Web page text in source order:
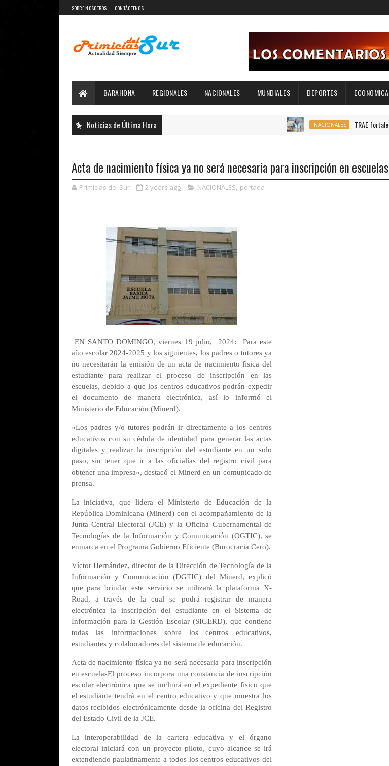
SOBRE NOSOTROS CONTÁCTENOS
BARAHONA REGIONALES NACIONALES MUNDIALES DEPORTES
Noticias de Última Hora .NACIONALES TRAE fortalece
Acta de nacimiento física ya no será necesaria para inscripción en
Primicias del Sur 2 years ago NACIONALES, portada
EN SANTO DOMINGO, viernes 19 julio, 2024: Para este
año escolar 2024-2025 y los siguientes, los padres o tutores ya
no necesitarán la emisión de un acta de nacimiento física del
estudiante para realizar el proceso de inscripción en las
escuelas, debido a que los centros educativos podrán expedir
el documento de manera electrónica, así lo informó el
Ministerio de Educación (Minerd).
«Los padres y/o tutores podrán ir directamente a los centros
educativos con su cédula de identidad para generar las actas
digitales y realizar la inscripción del estudiante en un solo
paso, sin tener que ir a las oficialías del registro civil para
obtener una impresa», destacó el Minerd en un comunicado de
prensa.
La iniciativa, que lidera el Ministerio de Educación de la
República Dominicana (Minerd) con el acompañamiento de la
Junta Central Electoral (JCE) y la Oficina Gubernamental de
Tecnologías de la Información y Comunicación (OGTIC), se
enmarca en el Programa Gobierno Eficiente (Burocracia Cero).
Víctor Hernández, director de la Dirección de Tecnología de la
Información y Comunicación (DGTIC) del Minerd, explicó
que para brindar este servicio se utilizará la plataforma X-
Road, a través de la cual se podrá registrar de manera
electrónica la inscripción del estudiante en el Sistema de
Información para la Gestión Escolar (SIGERD), que contiene
todas las informaciones sobre los centros educativos,
estudiantes y colaboradores del sistema de educación.
Acta de nacimiento física ya no será necesaria para inscripción
en escuelasEl proceso incorpora una constancia de inscripción
escolar electrónica que se incluirá en el expediente físico que
el estudiante tendrá en el centro educativo y que muestra los
datos recibidos electrónicamente desde la oficina del Registro
del Estado Civil de la JCE.
La interoperabilidad de la cartera educativa y el órgano
electoral iniciará con un proyecto piloto, cuyo alcance se irá
extendiendo paulatinamente a todos los centros educativos del